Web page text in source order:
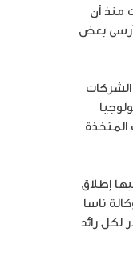
منذ أن
بعض
إطلاق
ناسا
دولار لكل رائد